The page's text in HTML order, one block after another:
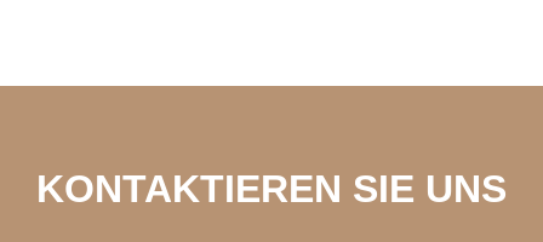
KONTAKTIEREN SIE UNS